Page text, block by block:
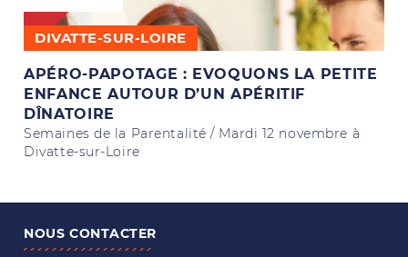
DIVATTE-SUR-LOIRE
APÉRO-PAPOTAGE : EVOQUONS LA PETITE
ENFANCE AUTOUR D’UN APÉRITIF
DÎNATOIRE
Semaines de la Parentalité / Mardi 12 novembre à
Divatte-sur-Loire
NOUS CONTACTER